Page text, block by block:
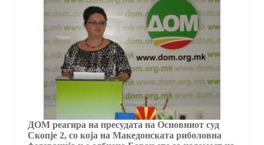
ДОМ реагира на пресудата на Основниот суд
Скопје 2, со која на Македонската риболовна